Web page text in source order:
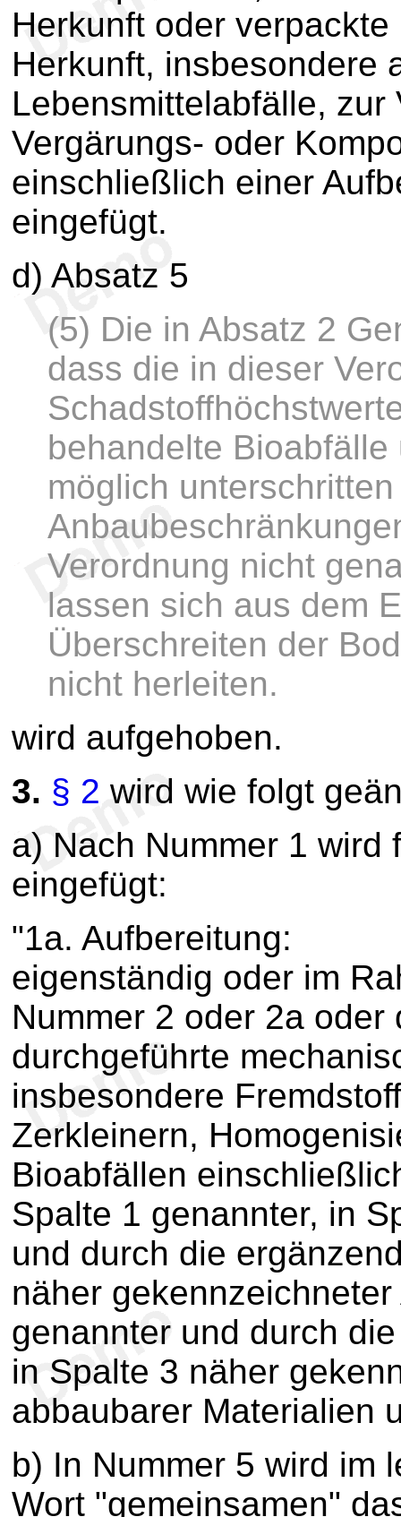
Herkunft oder
Herkunft, insbesondere
Lebensmittelabfälle, zur
Vergärungs- oder
einschließlich einer
eingefügt.
d) Absatz 5
(5) Die in Absatz 2
dass die in dieser
behandelte
möglich
Verordnung nicht
lassen sich aus dem
Überschreiten der
nicht herleiten.
wird aufgehoben.
3. § 2 wird wie folgt
a) Nach Nummer 1 wird
eingefügt:
"1a. Aufbereitung:
eigenständig oder im
Nummer 2 oder 2a
durchgeführte
insbesondere
Zerkleinern,
Bioabfällen
Spalte 1 genannter, in
und durch die
näher
genannter und durch
in Spalte 3 näher
abbaubarer Materialien
b) In Nummer 5 wird im
Wort "gemeinsamen"